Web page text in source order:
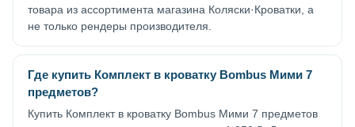
товара из ассортимента магазина Коляски·Кроватки, а
не только рендеры производителя.
Где купить Комплект в кроватку Bombus Мими 7
предметов?
Купить Комплект в кроватку Bombus Мими 7 предметов